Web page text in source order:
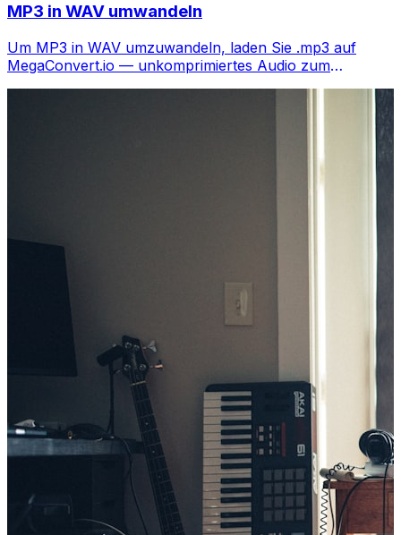
MP3 in WAV umwandeln
Um MP3 in WAV umzuwandeln, laden Sie .mp3 auf
MegaConvert.io — unkomprimiertes Audio zum